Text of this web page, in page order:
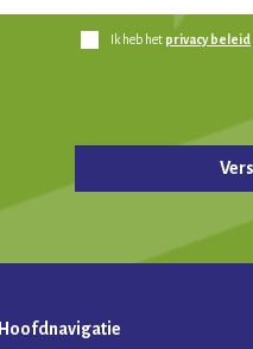
Ik heb het privacy beleid
Hoofdnavigatie